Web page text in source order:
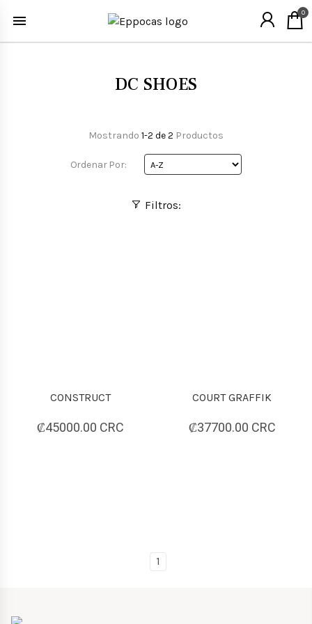
0
DC SHOES
Mostrando 1-2 de 2 Productos
Ordenar Por:
Filtros:
CONSTRUCT
₡45000.00 CRC
COURT GRAFFIK
₡37700.00 CRC
1